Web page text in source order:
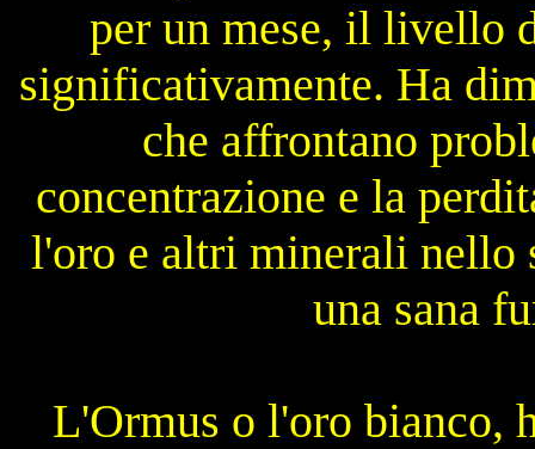
per un mese, il livello
significativamente. Ha
che affrontano
concentrazione e la
l'oro e altri minerali nello
una sana
L'Ormus o l'oro bianco,